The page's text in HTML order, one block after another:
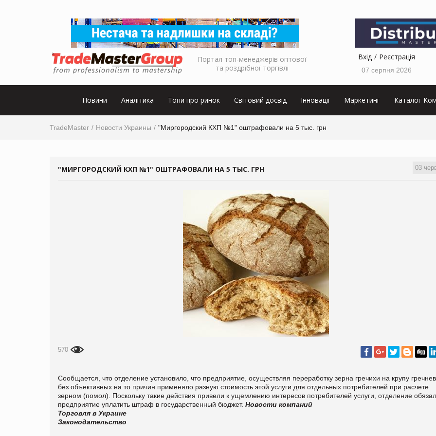
Портал топ-менеджерів оптової
та роздрібної торгівлі
Вхід Реєстрація
07 серпня 2026
Новини Аналітика Топи про ринок Світовий досвід Інновації Маркетинг Каталог
TradeMaster Новости Украины "Миргородский КХП №1" оштрафовали на 5 тыс. грн
03
"МИРГОРОДСКИЙ КХП №1" ОШТРАФОВАЛИ НА 5 ТЫС. ГРН
570
Сообщается, что отделение установило, что предприятие, осуществляя переработку зерна гречихи на крупу
без объективных на то причин применяло разную стоимость этой услуги для отдельных потребителей при расчете
зерном (помол). Поскольку такие действия привели к ущемлению интересов потребителей услуги, отделение
предприятие уплатить штраф в государственный бюджет. Новости компаний
Торговля в Украине
Законодательство